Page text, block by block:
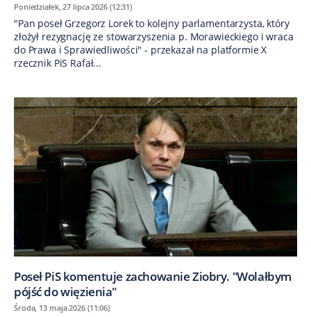
Poniedziałek, 27 lipca 2026 (12:31)
"Pan poseł Grzegorz Lorek to kolejny parlamentarzysta, który
złożył rezygnację ze stowarzyszenia p. Morawieckiego i wraca
do Prawa i Sprawiedliwości" - przekazał na platformie X
rzecznik PiS Rafał...
Poseł PiS komentuje zachowanie Ziobry. "Wolałbym
pójść do więzienia"
Środa, 13 maja 2026 (11:06)